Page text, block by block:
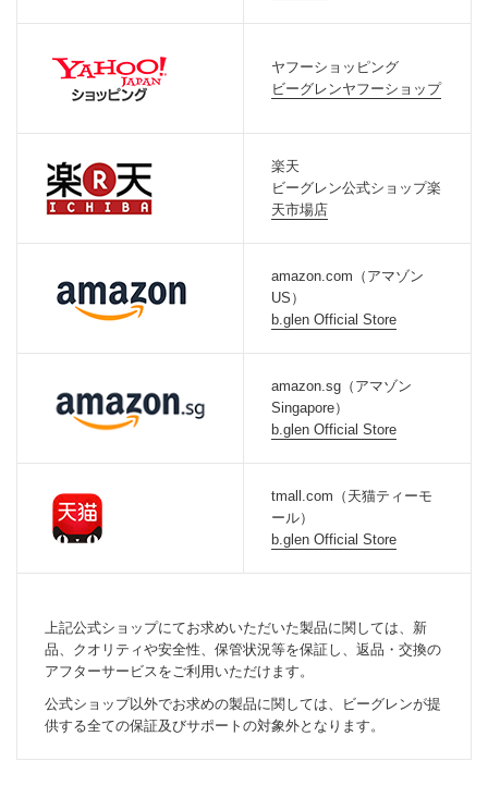
ヤフーショッピング
ビーグレンヤフーショップ
楽天
ビーグレン公式ショップ楽
天市場店
amazon.com（アマゾン
US）
b.glen Official Store
amazon.sg（アマゾン
Singapore）
b.glen Official Store
tmall.com（天猫ティーモ
ール）
b.glen Official Store
上記公式ショップにてお求めいただいた製品に関しては、新
品、クオリティや安全性、保管状況等を保証し、返品・交換の
アフターサービスをご利用いただけます。
公式ショップ以外でお求めの製品に関しては、ビーグレンが提
供する全ての保証及びサポートの対象外となります。